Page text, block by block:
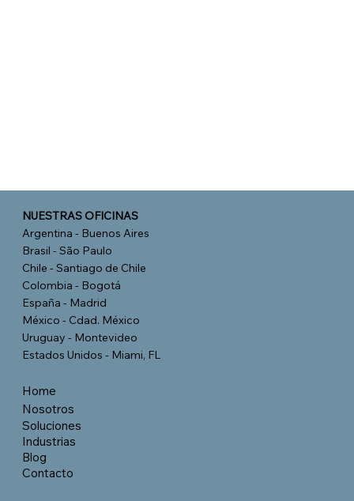
NUESTRAS OFICINAS
Argentina - Buenos Aires
Brasil - São Paulo
Chile - Santiago de Chile
Colombia - Bogotá
España - Madrid
México - Cdad. México
Uruguay - Montevideo
Estados Unidos - Miami, FL
Home
Nosotros
Soluciones
Industrias
Blog
Contacto